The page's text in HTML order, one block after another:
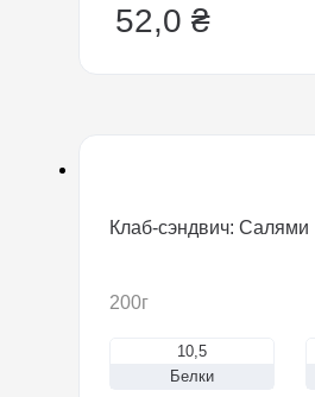
52,0 ₴
Клаб-сэндвич: Салями
200г
10,5
Белки